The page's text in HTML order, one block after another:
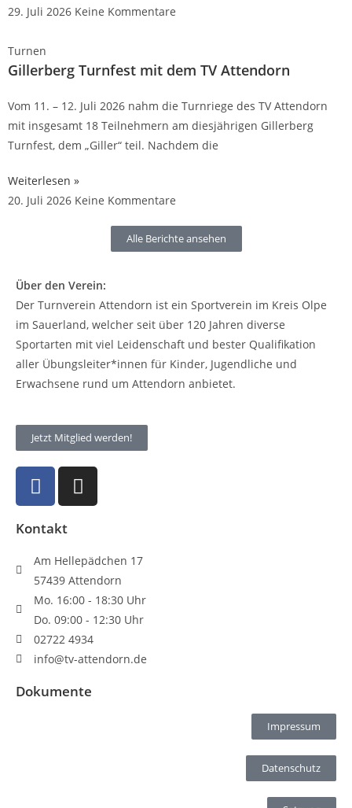
29. Juli 2026 Keine Kommentare
Turnen
Gillerberg Turnfest mit dem TV Attendorn
Vom 11. – 12. Juli 2026 nahm die Turnriege des TV Attendorn
mit insgesamt 18 Teilnehmern am diesjährigen Gillerberg
Turnfest, dem „Giller“ teil. Nachdem die
Weiterlesen »
20. Juli 2026 Keine Kommentare
Alle Berichte ansehen
Über den Verein:
Der Turnverein Attendorn ist ein Sportverein im Kreis Olpe
im Sauerland, welcher seit über 120 Jahren diverse
Sportarten mit viel Leidenschaft und bester Qualifikation
aller Übungsleiter*innen für Kinder, Jugendliche und
Erwachsene rund um Attendorn anbietet.
Jetzt Mitglied werden!
Kontakt
Am Hellepädchen 17
57439 Attendorn
Mo. 16:00 - 18:30 Uhr
Do. 09:00 - 12:30 Uhr
02722 4934
info@tv-attendorn.de
Dokumente
Impressum
Datenschutz